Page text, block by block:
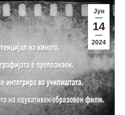
Јун
14
2024